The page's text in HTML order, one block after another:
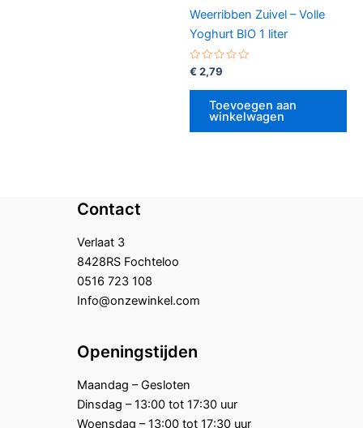
Weerribben Zuivel – Volle
Yoghurt BIO 1 liter
Gewaardeerd
0
uit
€ 2,79
Toevoegen aan
winkelwagen
Contact
Verlaat 3
8428RS Fochteloo
0516 723 108
Info@onzewinkel.com
Openingstijden
Maandag – Gesloten
Dinsdag – 13:00 tot 17:30 uur
Woensdag – 13:00 tot 17:30 uur